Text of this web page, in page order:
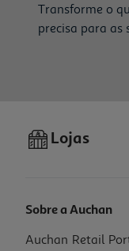
Transforme o
precisa para as
Lojas
Sobre a Auchan
Auchan Retail